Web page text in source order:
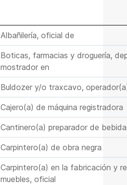
Albañilería, oficial de
Boticas, farmacias y droguería,
mostrador en
Buldozer y/o traxcavo,
Cajero(a) de máquina registradora
Cantinero(a) preparador de
Carpintero(a) de obra negra
Carpintero(a) en la fabricación y
muebles, oficial